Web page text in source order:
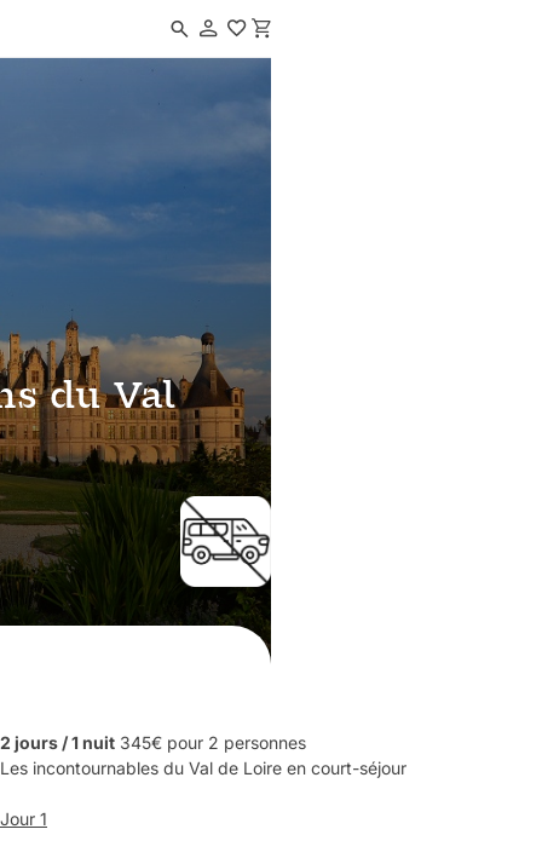
du Val
2 jours / 1 nuit 345€ pour 2 personnes
Les incontournables du Val de Loire en court-séjour
Jour 1